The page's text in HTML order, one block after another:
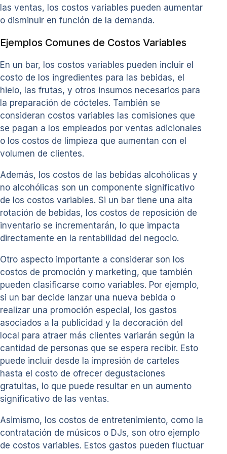
las ventas, los costos variables pueden aumentar
o disminuir en función de la demanda.
Ejemplos Comunes de Costos Variables
En un bar, los costos variables pueden incluir el
costo de los ingredientes para las bebidas, el
hielo, las frutas, y otros insumos necesarios para
la preparación de cócteles. También se
consideran costos variables las comisiones que
se pagan a los empleados por ventas adicionales
o los costos de limpieza que aumentan con el
volumen de clientes.
Además, los costos de las bebidas alcohólicas y
no alcohólicas son un componente significativo
de los costos variables. Si un bar tiene una alta
rotación de bebidas, los costos de reposición de
inventario se incrementarán, lo que impacta
directamente en la rentabilidad del negocio.
Otro aspecto importante a considerar son los
costos de promoción y marketing, que también
pueden clasificarse como variables. Por ejemplo,
si un bar decide lanzar una nueva bebida o
realizar una promoción especial, los gastos
asociados a la publicidad y la decoración del
local para atraer más clientes variarán según la
cantidad de personas que se espera recibir. Esto
puede incluir desde la impresión de carteles
hasta el costo de ofrecer degustaciones
gratuitas, lo que puede resultar en un aumento
significativo de las ventas.
Asimismo, los costos de entretenimiento, como la
contratación de músicos o DJs, son otro ejemplo
de costos variables. Estos gastos pueden fluctuar